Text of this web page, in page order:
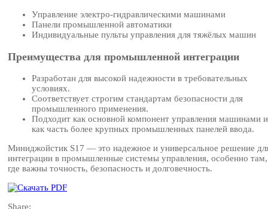
Управление электро-гидравлическими машинами
Панели промышленной автоматики
Индивидуальные пульты управления для тяжёлых машин
Преимущества для промышленной интеграции
Разработан для высокой надежности в требовательных
условиях.
Соответствует строгим стандартам безопасности для
промышленного применения.
Подходит как основной компонент управления машинами
как часть более крупных промышленных панелей ввода.
Миниджойстик S17 — это надежное и универсальное решение
интеграции в промышленные системы управления, особенно там,
где важны точность, безопасность и долговечность.
Share: